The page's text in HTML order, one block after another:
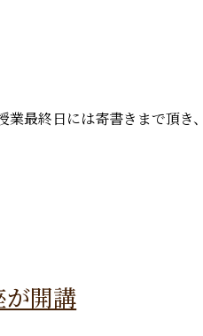
業最終日には寄書きまで頂
開講